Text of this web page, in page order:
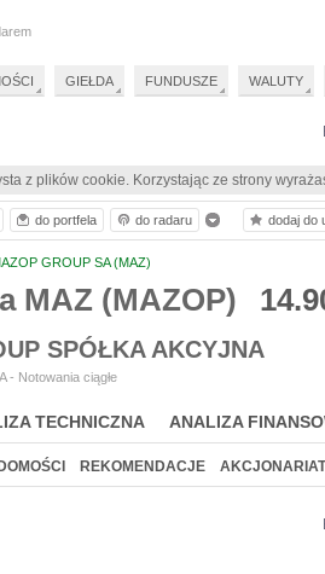
z plików cookie. Korzystając ze strony
GROUP SA (MAZ)
MAZ (MAZOP)
SPÓŁKA AKCYJNA
- Notowania ciągłe
TECHNICZNA ANALIZA
REKOMENDACJE AKCJONARIAT
do portfela do radaru dodaj do
GIEŁDA FUNDUSZE WALUTY